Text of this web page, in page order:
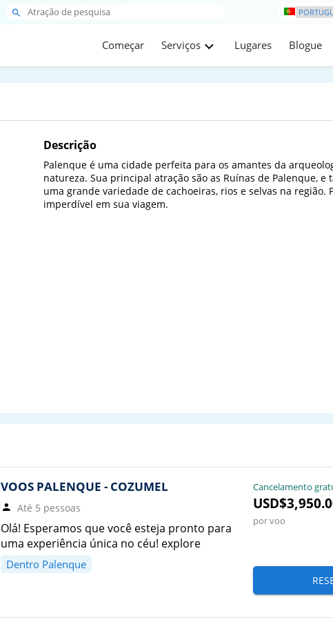
Começar Serviços Lugares Blogue
Descrição
Palenque é uma cidade perfeita para os amantes da
natureza. Sua principal atração são as Ruínas de Palenque, e
uma grande variedade de cachoeiras, rios e selvas na região.
imperdível em sua viagem.
VOOS PALENQUE - COZUMEL
Até 5 pessoas
Olá! Esperamos que você esteja pronto para
uma experiência única no céu! explore
Dentro Palenque
Cancelamento
por voo